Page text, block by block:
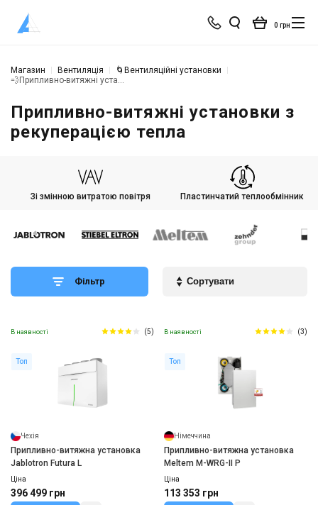
0 грн
Магазин Вентиляція
🌀Вентиляційні установки
💨Припливно-витяжні установки з рекуперацією тепла
Припливно-витяжні установки з
рекуперацією тепла
Зі змінною витратою повітря Пластинчатий теплообмінник
Фільтр
В наявності (5)
Топ
Чехія
Припливно-витяжна установка
Jablotron Futura L
Ціна
396 499 грн
В наявності (3)
Топ
Німеччина
Припливно-витяжна установка
Meltem M-WRG-II P
Ціна
113 353 грн